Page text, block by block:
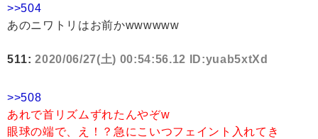
>>504
あのニワトリはお前かwwwwww
511:2020/06/27(土) 00:54:56.12 ID:yuab5xtXd
>>508
あれで首リズムずれたんやぞw
眼球の端で、え！？急にこいつフェイント入れてき